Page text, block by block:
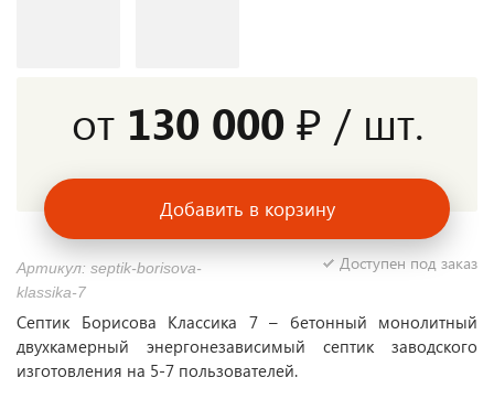
Артикул: septik-borisova-
klassika-7
Доступен под заказ
Септик Борисова Классика 7 – бетонный монолитный
двухкамерный энергонезависимый септик заводского
изготовления на 5-7 пользователей.
от 130 000 ₽ / шт.
Добавить в корзину